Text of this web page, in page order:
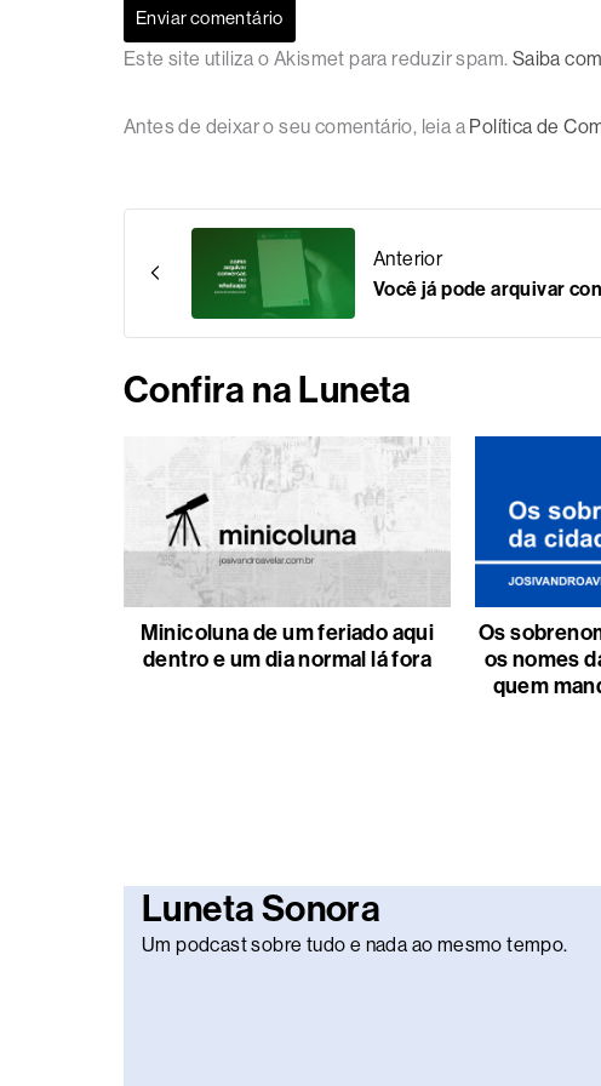
Este site utiliza o Akismet para reduzir spam. Saiba
Antes de deixar o seu comentário, leia a Política de
Anterior
Você já pode arquivar
Confira na Luneta
Minicoluna de um feriado aqui
dentro e um dia normal lá fora
Os
os nomes
quem
Luneta Sonora
Um podcast sobre tudo e nada ao mesmo tempo.